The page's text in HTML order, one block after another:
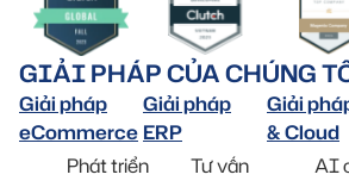
GIẢI PHÁP CỦA CHÚNG
Giải pháp
eCommerce
Phát triển
Giải pháp
ERP
Tư vấn
Giải
& Cloud
AI